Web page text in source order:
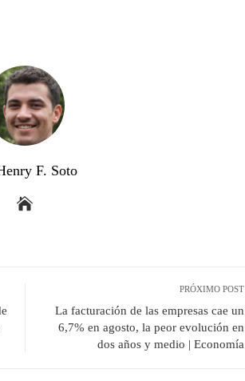
F. Soto
PRÓXIMO POST
La facturación de las empresas cae un
6,7% en agosto, la peor evolución en
dos años y medio | Economía